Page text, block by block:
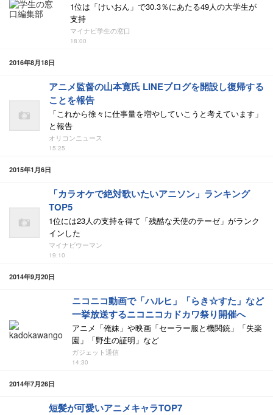
1位は「けいおん」で30.3％にあたる49人の大学生が
支持
マイナビ学生の窓口
18:00
2016年8月18日
アニメ監督の山本寛氏 LINEブログを開設し復帰する
ことを報告
「これから徐々に仕事量を増やしていこうと考えています」
と報告
オリコンニュース
15:25
2015年1月6日
「カラオケで絶対歌いたいアニソン」ランキング
TOP5
1位には23人の支持を得て「残酷な天使のテーゼ」がランク
インした
マイナビウーマン
19:10
2014年9月20日
ニコニコ動画で「ハルヒ」「らき☆すた」など
一挙放送するニコニコカドカワ祭り開催へ
アニメ「俺妹」や映画「セーラー服と機関銃」「失楽
園」「野生の証明」など
ガジェット通信
14:30
2014年7月26日
短髪が可愛いアニメキャラTOP7